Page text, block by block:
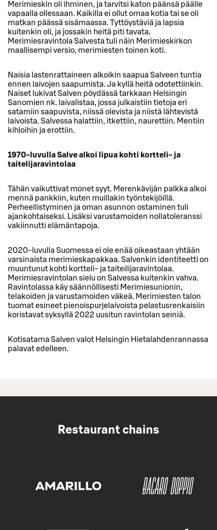
Merimieskin oli ihminen, ja tarvitsi katon päänsä päälle
vapaalla ollessaan. Kaikilla ei ollut omaa kotia tai se oli
matkan päässä sisämaassa. Tyttöystäviä ja lapsia
kuitenkin oli, ja jossakin heitä piti tavata.
Merimiesravintola Salvesta tuli näin Merimieskirkon
maallisempi versio, merimiesten toinen koti.
Naisia lastenrattaineen alkoikin saapua Salveen tuntia
ennen laivojen saapumista. Ja kyllä heitä odotettiinkin.
Naiset lukivat Salven pöydässä tarkkaan Helsingin
Sanomien nk. laivalistaa, jossa julkaistiin tietoja eri
satamiin saapuvista, niissä olevista ja niistä lähtevistä
laivoista. Salvessa halattiin, itkettiin, naurettiin. Mentiin
kihloihin ja erottiin.
1970-luvulla Salve alkoi lipua kohti kortteli- ja
taitelijaravintolaa
Tähän vaikuttivat monet syyt. Merenkävijän palkka alkoi
mennä pankkiin, kuten muillakin työntekijöillä.
Perheellistyminen ja oman asunnon ostaminen tuli
ajankohtaiseksi. Lisäksi varustamoiden nollatoleranssi
vakiinnutti elämäntapoja.
2020-luvulla Suomessa ei ole enää oikeastaan yhtään
varsinaista merimieskapakkaa. Salvenkin identiteetti on
muuntunut kohti kortteli- ja taiteilijaravintolaa.
Merimiesravintolan sielu on Salvessa kuitenkin vahva.
Ravintolassa käy säännöllisesti Merimiesunionin,
telakoiden ja varustamoiden väkeä. Merimiesten talon
tuomat esineet pienoispurjelaivoista pelastusrenkaisiin
koristavat syksyllä 2022 uusitun ravintolan seiniä.
Kotisatama Salven valot Helsingin Hietalahdenrannassa
palavat edelleen.
Restaurant chains